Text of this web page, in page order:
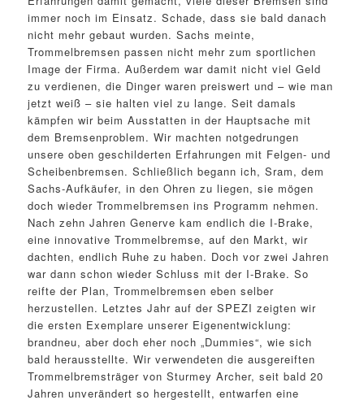
immer noch im Einsatz. Schade, dass sie bald danach
nicht mehr gebaut wurden. Sachs meinte,
Trommelbremsen passen nicht mehr zum sportlichen
Image der Firma. Außerdem war damit nicht viel Geld
zu verdienen, die Dinger waren preiswert und – wie man
jetzt weiß – sie halten viel zu lange. Seit damals
kämpfen wir beim Ausstatten in der Hauptsache mit
dem Bremsenproblem. Wir machten notgedrungen
unsere oben geschilderten Erfahrungen mit Felgen- und
Scheibenbremsen. Schließlich begann ich, Sram, dem
Sachs-Aufkäufer, in den Ohren zu liegen, sie mögen
doch wieder Trommelbremsen ins Programm nehmen.
Nach zehn Jahren Generve kam endlich die I-Brake,
eine innovative Trommelbremse, auf den Markt, wir
dachten, endlich Ruhe zu haben. Doch vor zwei Jahren
war dann schon wieder Schluss mit der I-Brake. So
reifte der Plan, Trommelbremsen eben selber
herzustellen. Letztes Jahr auf der SPEZI zeigten wir
die ersten Exemplare unserer Eigenentwicklung:
brandneu, aber doch eher noch „Dummies“, wie sich
bald herausstellte. Wir verwendeten die ausgereiften
Trommelbremsträger von Sturmey Archer, seit bald 20
Jahren unverändert so hergestellt, entwarfen eine